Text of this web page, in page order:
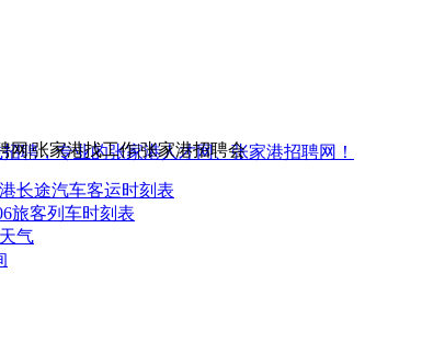
网|张家港找工作|张家港招聘会